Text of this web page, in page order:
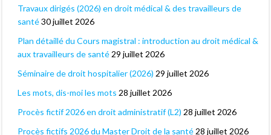
Travaux dirigés (2026) en droit médical & des travailleurs de
santé30 juillet 2026
Plan détaillé du Cours magistral : introduction au droit médical &
aux travailleurs de santé 29 juillet 2026
Séminaire de droit hospitalier (2026) 29 juillet 2026
Les mots, dis-moi les mots 28 juillet 2026
Procès fictif 2026 en droit administratif (L2) 28 juillet 2026
Procès fictifs 2026 du Master Droit de la santé 28 juillet 2026